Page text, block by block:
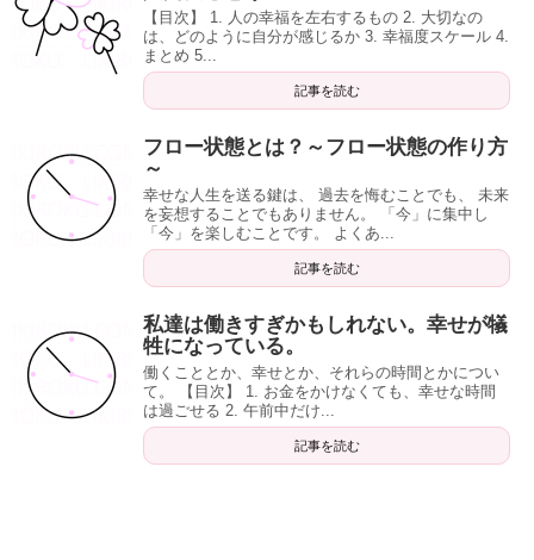
【目次】 1. 人の幸福を左右するもの 2. 大切なの
は、どのように自分が感じるか 3. 幸福度スケール 4.
まとめ 5...
記事を読む
フロー状態とは？～フロー状態の作り方
～
幸せな人生を送る鍵は、 過去を悔むことでも、 未来
を妄想することでもありません。 「今」に集中し
「今」を楽しむことです。 よくあ...
記事を読む
私達は働きすぎかもしれない。幸せが犠
牲になっている。
働くこととか、幸せとか、それらの時間とかについ
て。 【目次】 1. お金をかけなくても、幸せな時間
は過ごせる 2. 午前中だけ...
記事を読む